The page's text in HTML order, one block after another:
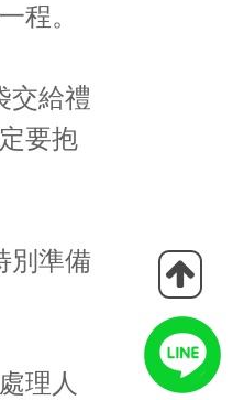
程。
交給禮
要抱
別準備
理人